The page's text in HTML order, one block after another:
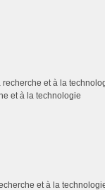
et à la technologie